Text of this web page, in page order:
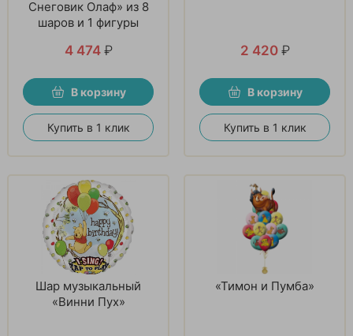
Снеговик Олаф» из 8
шаров и 1 фигуры
4 474 ₽
В корзину
Купить в 1 клик
2 420 ₽
В корзину
Купить в 1 клик
Шар музыкальный
«Винни Пух»
«Тимон и Пумба»